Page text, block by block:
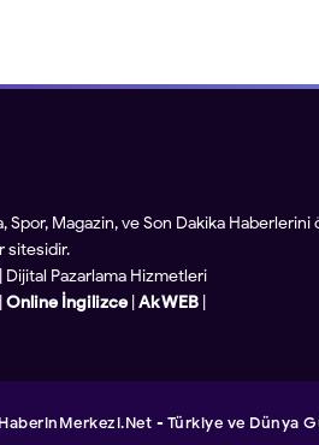
Spor, Magazin, ve Son Dakika Haberlerini
sitesidir.
| Dijital Pazarlama Hizmetleri
Online İngilizce Ak WEB
HaberinMerkezi.Net - Türkiye ve Dünya